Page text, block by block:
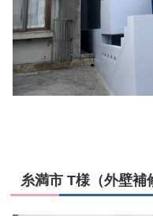
糸満市 T様（外壁補